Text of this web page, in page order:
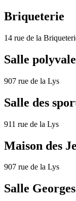
Briqueterie
14 rue de la
Salle
907 rue de la Lys
Salle des
911 rue de la Lys
Maison des
907 rue de la Lys
Salle